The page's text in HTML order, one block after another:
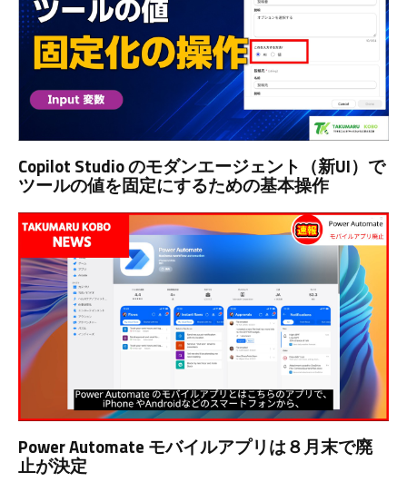
Copilot Studio のモダンエージェント（新UI）で
ツールの値を固定にするための基本操作
Power Automate モバイルアプリは８月末で廃
止が決定